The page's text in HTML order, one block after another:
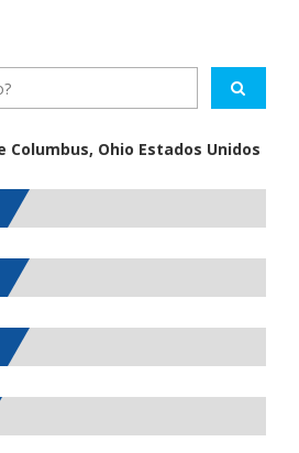
Columbus, Ohio Estados Unidos